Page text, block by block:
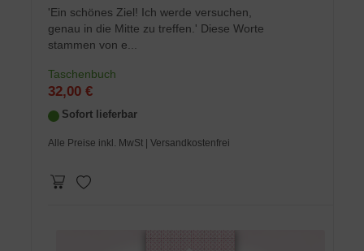
'Ein schönes Ziel! Ich werde versuchen,
genau in die Mitte zu treffen.' Diese Worte
stammen von e...
Taschenbuch
32,00 €
Sofort lieferbar
Alle Preise inkl. MwSt | Versandkostenfrei